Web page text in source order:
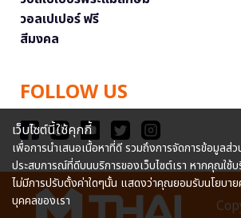
วอลเปเปอร์ ฟรี
สีมงคล
FOLLOW US
เว็บไซต์นี้ใช้คุกกี้
เพื่อการนำเสนอเนื้อหาที่ดี รวมถึงการจัดการข้อมูลส่
ประสบการณ์ที่ดีบนบริการของเว็บไซต์เรา หากคุณใช้บ
ไม่มีการปรับตั้งค่าใดๆนั้น แสดงว่าคุณยอมรับนโยบา
บุคคลของเรา